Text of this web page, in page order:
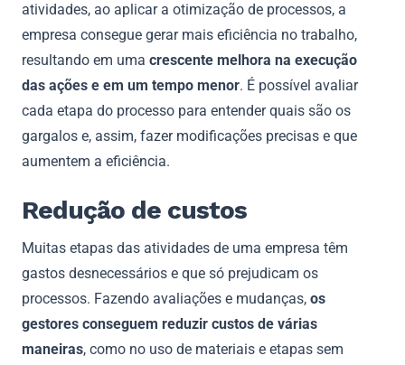
atividades, ao aplicar a otimização de processos, a
empresa consegue gerar mais eficiência no trabalho,
resultando em uma crescente melhora na execução
das ações e em um tempo menor. É possível avaliar
cada etapa do processo para entender quais são os
gargalos e, assim, fazer modificações precisas e que
aumentem a eficiência.
Redução de custos
Muitas etapas das atividades de uma empresa têm
gastos desnecessários e que só prejudicam os
processos. Fazendo avaliações e mudanças, os
gestores conseguem reduzir custos de várias
maneiras, como no uso de materiais e etapas sem